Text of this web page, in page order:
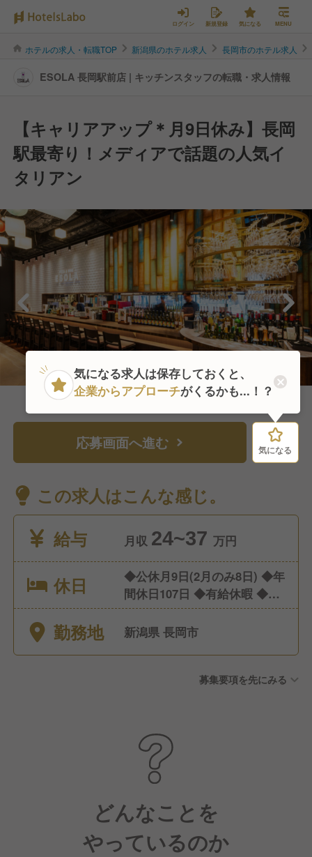
ログイン 新規登録 気になる MENU
ホテルの求人・転職TOP 新潟県のホテル求人 長岡市のホテル求人
ESOLA 長岡駅前店 | キッチンスタッフの転職・求人情報
【キャリアアップ＊月9日休み】長岡
駅最寄り！メディアで話題の人気イ
タリアン
応募画面へ進む 気になる
この求人はこんな感じ。
給与
月収 24~37 万円
休日
◆公休月9日(2月のみ8日) ◆年
間休日107日 ◆有給休暇 ◆産
休/育休 ◆介護休暇
勤務地 新潟県 長岡市
募集要項を先にみる
どんなことを
やっているのか
気になる
気になる求人は保存しておくと、
企業からアプローチがくるかも...！？